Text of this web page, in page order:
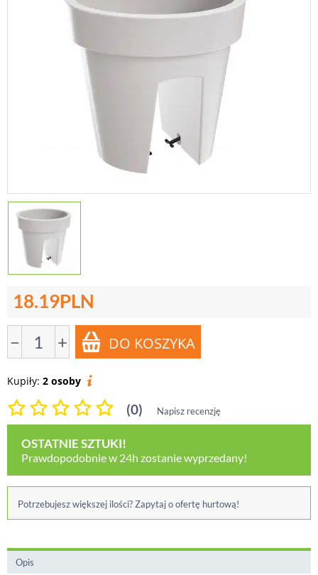
18.19PLN
− +
Kupiły: 2 osoby
(0) Napisz recenzję
OSTATNIE SZTUKI!
Prawdopodobnie w 24h zostanie wyprzedany!
Potrzebujesz większej ilości? Zapytaj o ofertę hurtową!
Opis